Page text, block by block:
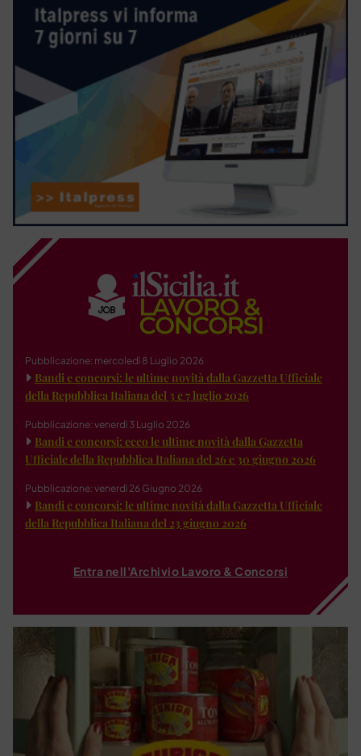
Pubblicazione: mercoledì 8 Luglio 2026
Bandi e concorsi: le ultime novità dalla Gazzetta Ufficiale
della Repubblica Italiana del 3 e 7 luglio 2026
Pubblicazione: venerdì 3 Luglio 2026
Bandi e concorsi: ecco le ultime novità dalla Gazzetta
Ufficiale della Repubblica Italiana del 26 e 30 giugno 2026
Pubblicazione: venerdì 26 Giugno 2026
Bandi e concorsi: le ultime novità dalla Gazzetta Ufficiale
della Repubblica Italiana del 23 giugno 2026
Entra nell'Archivio Lavoro & Concorsi